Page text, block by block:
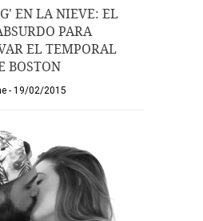
EN LA NIEVE: EL
PARA
EL TEMPORAL
BOSTON
19/02/2015